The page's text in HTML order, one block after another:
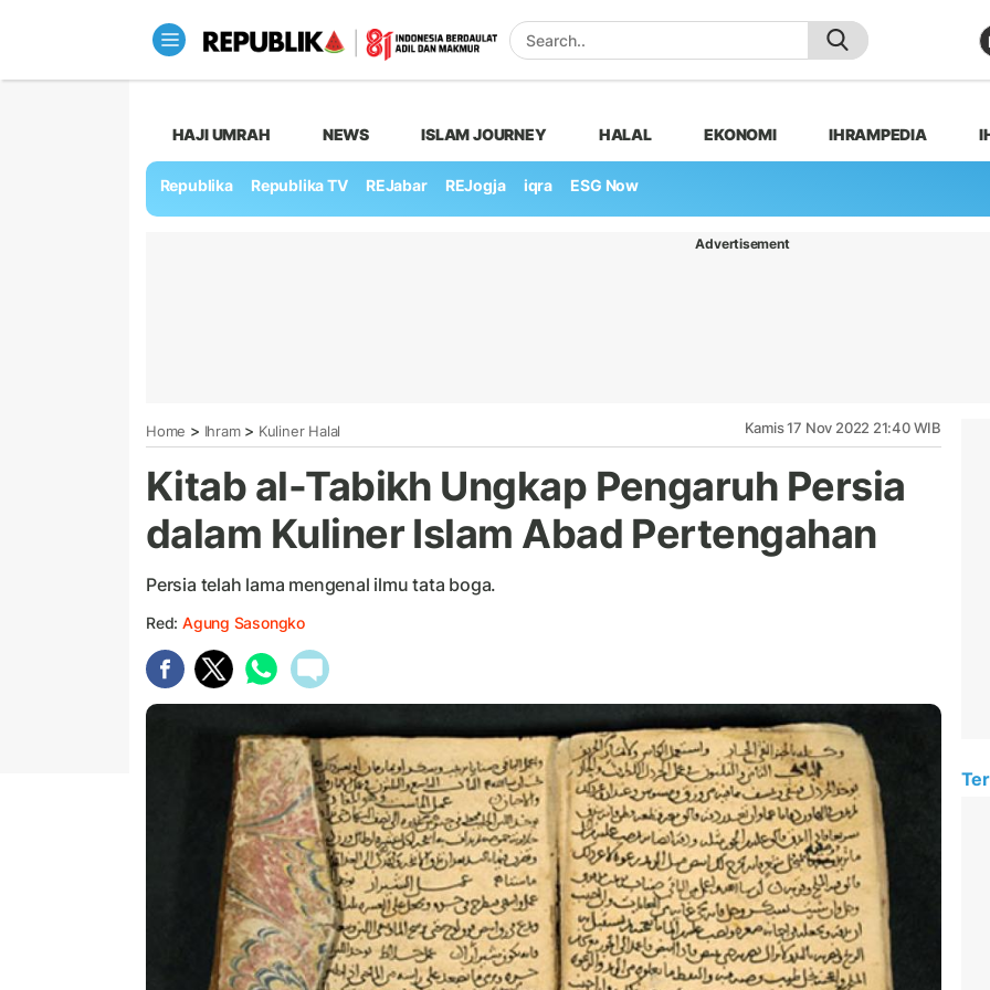
HAJI UMRAH NEWS ISLAM JOURNEY HALAL EKONOMI IHRAMPEDIA
Republika Republika TV REJabar REJogja iqra ESG Now
Advertisement
Home > Ihram> Kuliner Halal Kamis 17 Nov 2022 21:40 WIB
Kitab al-Tabikh Ungkap Pengaruh Persia
dalam Kuliner Islam Abad Pertengahan
Persia telah lama mengenal ilmu tata boga.
Red: Agung Sasongko